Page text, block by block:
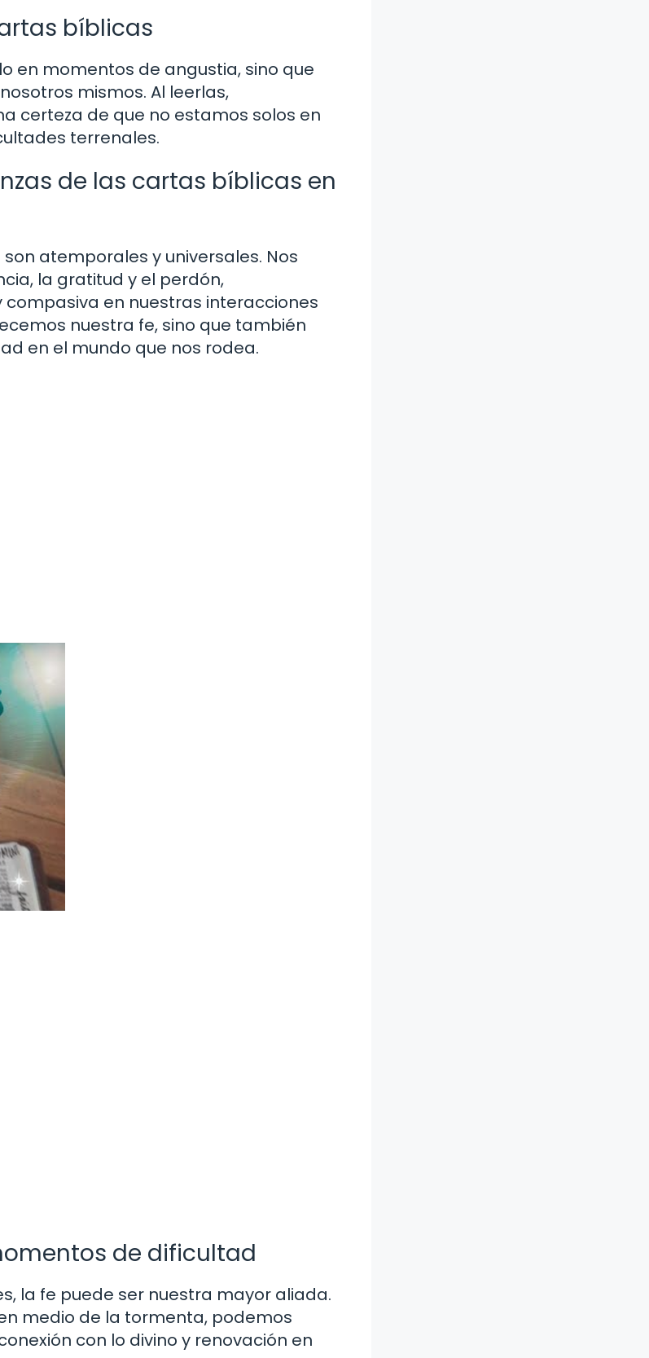
bíblicas
en momentos de angustia, sino que
mismos. Al leerlas,
certeza de que no estamos solos en
terrenales.
de las cartas bíblicas en
atemporales y universales. Nos
la gratitud y el perdón,
en nuestras interacciones
nuestra fe, sino que también
en el mundo que nos rodea.
de dificultad
la fe puede ser nuestra mayor aliada.
medio de la tormenta, podemos
con lo divino y renovación en